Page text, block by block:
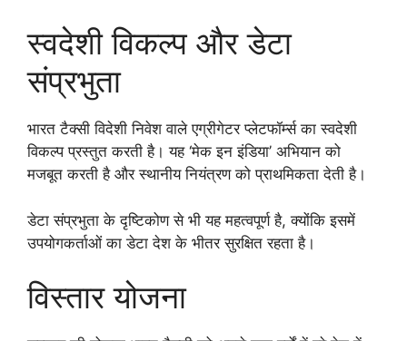
स्वदेशी विकल्प और डेटा
संप्रभुता
भारत टैक्सी विदेशी निवेश वाले एग्रीगेटर प्लेटफॉर्म्स का स्वदेशी
विकल्प प्रस्तुत करती है। यह ‘मेक इन इंडिया’ अभियान को
मजबूत करती है और स्थानीय नियंत्रण को प्राथमिकता देती है।
डेटा संप्रभुता के दृष्टिकोण से भी यह महत्वपूर्ण है, क्योंकि इसमें
उपयोगकर्ताओं का डेटा देश के भीतर सुरक्षित रहता है।
विस्तार योजना